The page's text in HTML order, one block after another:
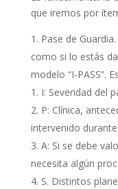
que iremos por
Pase de
como si lo estás
modelo “I-PASS”.
I: Severidad del
P: Clínica,
intervenido
A: Si se debe
necesita algún
S. Distintos